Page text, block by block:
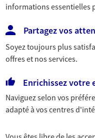
Patrice
Agent général
1 Allee De La
Horaires : Fermé
Ouvre demain à 09:00
06 30 22 70 91
informations essentielles
Partagez vos
Soyez toujours plus
offres et nos services.
Enrichissez votre
Naviguez selon vos
adapté à vos centres